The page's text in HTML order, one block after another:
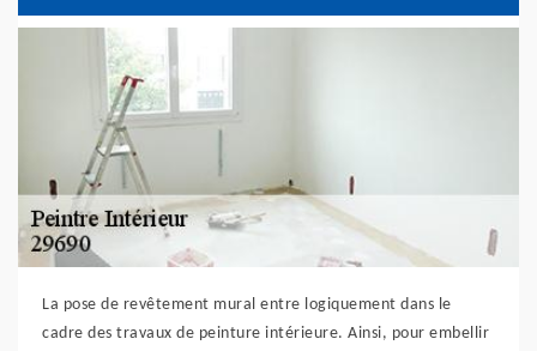
La pose de revêtement mural entre logiquement dans le
cadre des travaux de peinture intérieure. Ainsi, pour embellir